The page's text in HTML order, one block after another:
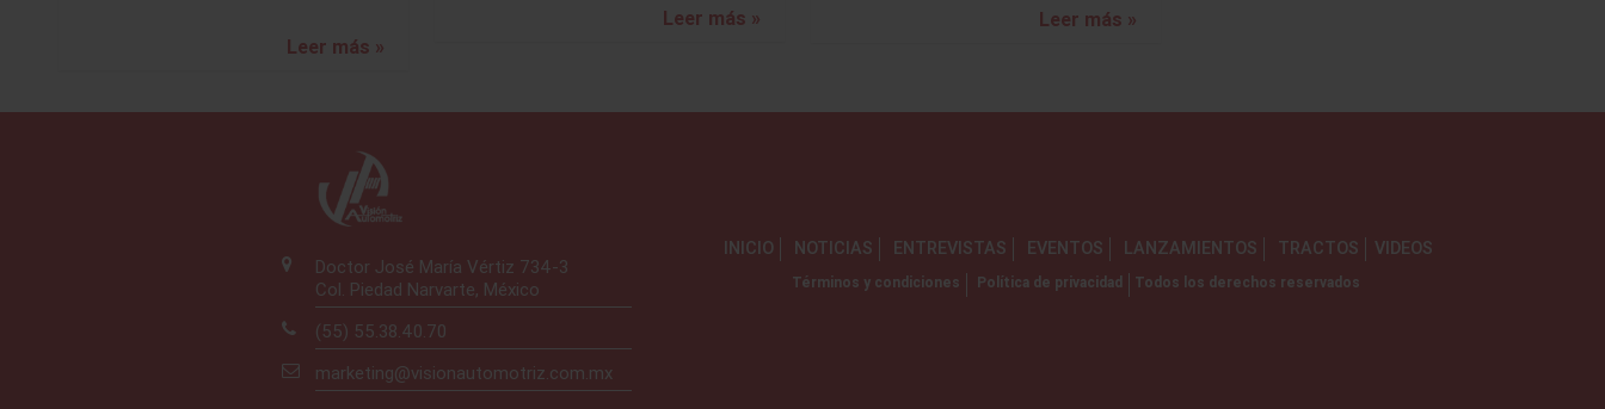
Leer más »
Leer más » Leer más »
Doctor José María Vértiz 734-3
Col. Piedad Narvarte, México
(55) 55.38.40.70
marketing@visionautomotriz.com.mx
INICIO NOTICIAS ENTREVISTAS EVENTOS LANZAMIENTOS TRACTOS VIDEOS
Términos y condiciones Política de privacidad Todos los derechos reservados